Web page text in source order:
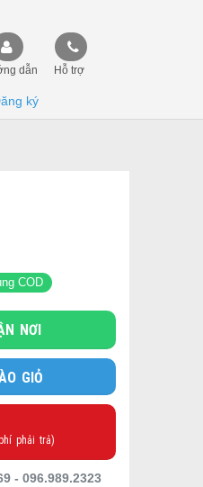
dẫn Hỗ trợ
ký
COD
NƠI
GIỎ
phải trả)
- 096.989.2323